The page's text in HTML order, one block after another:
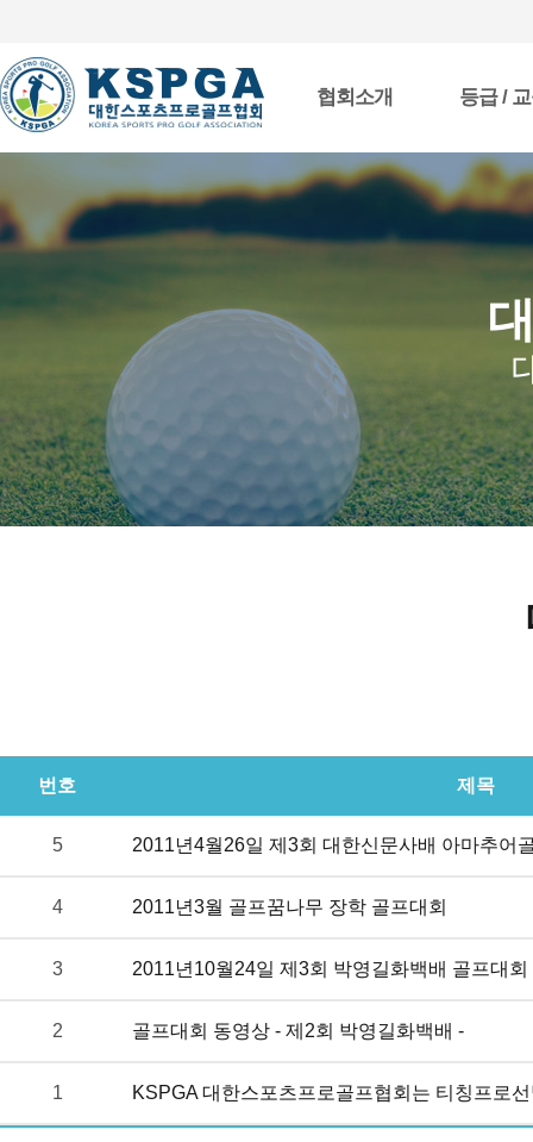
협회소개 등급 /
번호 제목
5 2011년4월26일 제3회 대한신문사배 아마추어
4 2011년3월 골프꿈나무 장학 골프대회
3 2011년10월24일 제3회 박영길화백배 골프대회
2 골프대회 동영상 - 제2회 박영길화백배 -
1 KSPGA 대한스포츠프로골프협회는 티칭프로